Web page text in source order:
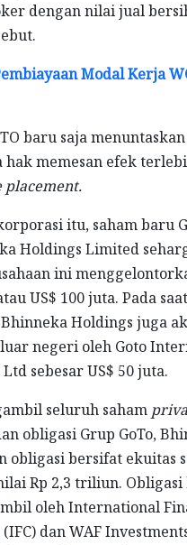
dengan nilai jual
Modal Kerja
baru saja
hak memesan efek
itu, saham baru
Holdings Limited
ini
US$ 100 juta. Pada
Holdings juga
negeri oleh Goto
sebesar US$ 50 juta.
seluruh saham
obligasi Grup GoTo,
obligasi bersifat ekuitas
Rp 2,3 triliun.
oleh International
dan WAF